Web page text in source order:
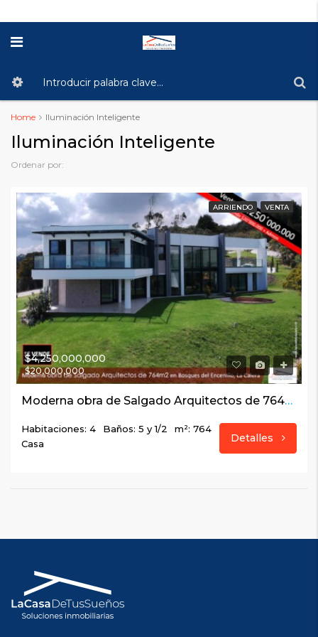
Home Iluminación Inteligente
Iluminación Inteligente
Ordenar por:
ARRIENDO VENTA
$4,250,000,000
$20,000,000
Moderna obra de Salgado Arquitectos de 764m2 en Bosques del Encenillo, La Calera
Habitaciones: 4 Baños: 5 y 1/2
m²: 764
Casa
Detalles